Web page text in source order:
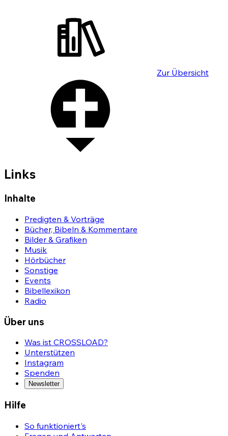
Zur Übersicht
Links
Inhalte
Predigten & Vorträge
Bücher, Bibeln & Kommentare
Bilder & Grafiken
Musik
Hörbücher
Sonstige
Events
Bibellexikon
Radio
Über uns
Was ist CROSSLOAD?
Unterstützen
Instagram
Spenden
Newsletter
Hilfe
So funktioniert's